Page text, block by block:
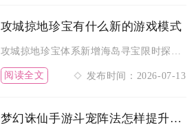
攻城掠地珍宝有什么新的游戏模式
阅读全文 发布时间：2026-07-13
梦幻诛仙手游斗宠阵法怎样提升技能效果